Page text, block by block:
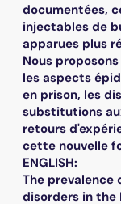
documentées,
injectables de
apparues plus
Nous
les aspects
en prison, les
substitutions
retours
cette nouvelle
ENGLISH:
The prevalence
disorders in the